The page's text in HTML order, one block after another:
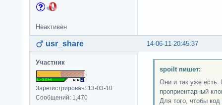
Неактивен
14-06-11 20:45:37
usr_share
Участник
Зарегистрирован: 13-03-10
Сообщений: 1,470
spoilt пишет:
Они и так уже есть.
проприентарный
Для того, чтобы